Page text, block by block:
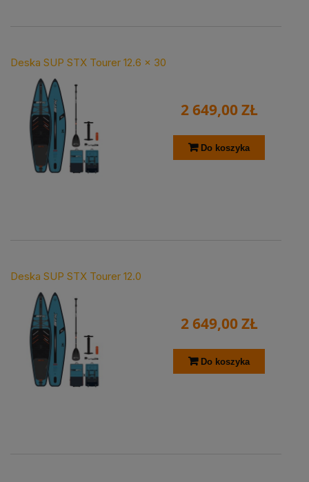
Deska SUP STX Tourer 12.6 x 30
2 649,00 ZŁ
Do koszyka
Deska SUP STX Tourer 12.0
2 649,00 ZŁ
Do koszyka